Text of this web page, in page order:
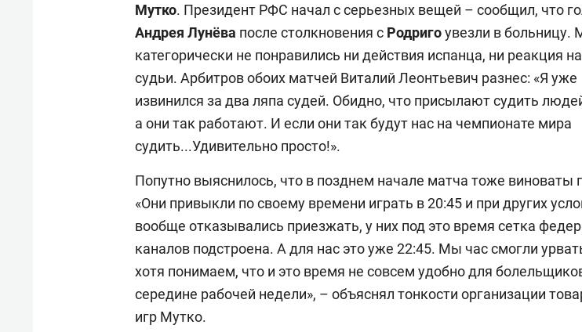
Мутко. Президент РФС начал с серьезных вещей – сообщил, что
Андрея Лунёва после столкновения с Родригоувезли в больницу.
категорически не понравились ни действия испанца, ни реакция
судьи. Арбитров обоих матчей Виталий Леонтьевич разнес: «Я уже
извинился за два ляпа судей. Обидно, что присылают судить
а они так работают. И если они так будут нас на чемпионате мира
судить...Удивительно просто!».
Попутно выяснилось, что в позднем начале матча тоже виноваты
«Они привыкли по своему времени играть в 20:45 и при других
вообще отказывались приезжать, у них под это время сетка
каналов подстроена. А для нас это уже 22:45. Мы час смогли
хотя понимаем, что и это время не совсем удобно для
середине рабочей недели», – объяснял тонкости организации
игр Мутко.